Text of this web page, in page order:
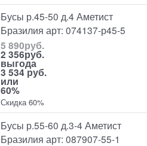
Бусы р.45-50 д.4 Аметист
Бразилия арт: 074137-р45-5
5 890руб.
2 356руб.
выгода
3 534 руб.
или
60%
Скидка 60%
Бусы р.55-60 д.3-4 Аметист
Бразилия арт: 087907-55-1